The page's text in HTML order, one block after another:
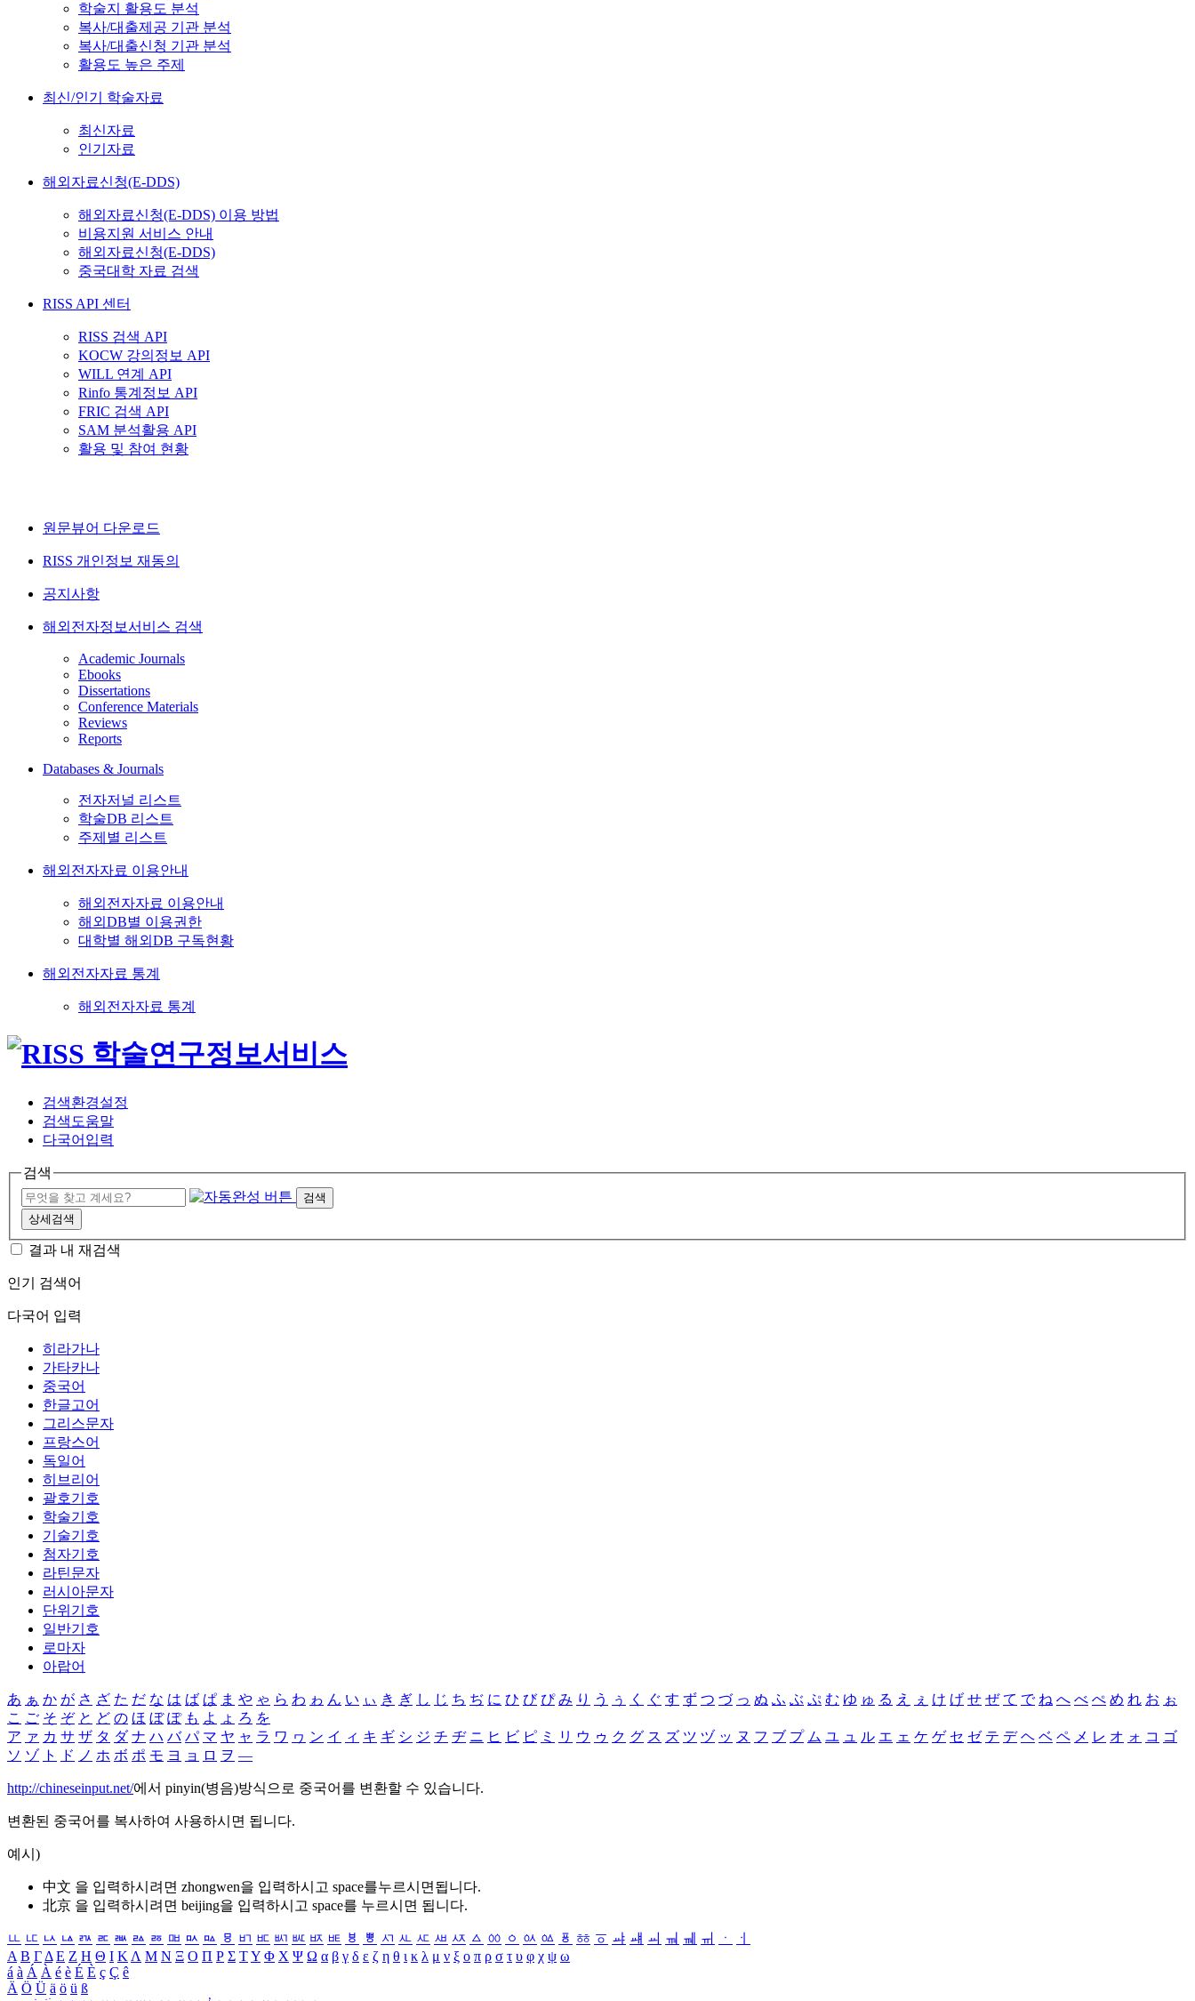
학술지 활용도 분석
복사/대출제공 기관 분석
복사/대출신청 기관 분석
활용도 높은 주제
최신/인기 학술자료
최신자료
인기자료
해외자료신청(E-DDS)
해외자료신청(E-DDS) 이용 방법
비용지원 서비스 안내
해외자료신청(E-DDS)
중국대학 자료 검색
RISS API 센터
RISS 검색 API
KOCW 강의정보 API
WILL 연계 API
Rinfo 통계정보 API
FRIC 검색 API
SAM 분석활용 API
활용 및 참여 현황
원문뷰어 다운로드
RISS 개인정보 재동의
공지사항
해외전자정보서비스 검색
Academic Journals
Ebooks
Dissertations
Conference Materials
Reviews
Reports
Databases & Journals
전자저널 리스트
학술DB 리스트
주제별 리스트
해외전자자료 이용안내
해외전자자료 이용안내
해외DB별 이용권한
대학별 해외DB 구독현황
해외전자자료 통계
해외전자자료 통계
검색환경설정
검색도움말
다국어입력
검색
검색
상세검색
결과 내 재검색
인기 검색어
다국어 입력
히라가나
가타카나
중국어
한글고어
그리스문자
프랑스어
독일어
히브리어
괄호기호
학술기호
기술기호
첨자기호
라틴문자
러시아문자
단위기호
일반기호
로마자
아랍어
あ ぁ か が さ ざ た だ な は ば ぱ ま や ゃ ら わ ゎ ん い ぃ き ぎ し じ ち ぢ に ひ び ぴ み り う ぅ く ぐ す ず つ づ っ ぬ ふ ぶ ぷ む ゆ ゅ る え ぇ け げ せ ぜ て で ね へ べ ぺ め れ お ぉ
こ ご そ ぞ と ど の ほ ぼ ぽ も よ ょ ろ を
ア ァ カ サ ザ タ ダ ナ ハ バ パ マ ヤ ャ ラ ワ ヮ ン イ ィ キ ギ シ ジ チ ヂ ニ ヒ ビ ピ ミ リ ウ ゥ ク グ ス ズ ツ ヅ ッ ヌ フ ブ プ ム ユ ュ ル エ ェ ケ ゲ セ ゼ テ デ ヘ ベ ペ メ レ オ ォ コ ゴ
ソ ゾ ト ド ノ ホ ボ ポ モ ヨ ョ ロ ヲ ―
http://chineseinput.net/에서 pinyin(병음)방식으로 중국어를 변환할 수 있습니다.
변환된 중국어를 복사하여 사용하시면 됩니다.
예시)
中文 을 입력하시려면 zhongwen을 입력하시고 space를누르시면됩니다.
北京 을 입력하시려면 beijing을 입력하시고 space를 누르시면 됩니다.
ㅥ ㅦ ㅧ ㅨ ㅩ ㅪ ㅫ ㅬ ㅭ ㅮ ㅯ ㅰ ㅱ ㅲ ㅳ ㅴ ㅵ ㅶ ㅷ ㅸ ㅹ ㅺ ㅻ ㅼ ㅽ ㅾ ㅿ ㆀ ㆁ ㆂ ㆃ ㆄ ㆅ ㆆ ㆇ ㆈ ㆉ ㆊ ㆋ ㆌ ㆍ
ㆎ
Α Β ΓΔ Ε Ζ Η Θ Ι ΚΛ Μ Ν Ξ Ο Π Ρ Σ ΤΥ Φ Χ Ψ Ω α β γ δ ε ζ η θ ι κ λ μ ν ξ ο π ρ σ τ υ φ χ ψ ω
á à Á À é è É È ç Ç ê
Ä Ö Ü ä ö ü ß